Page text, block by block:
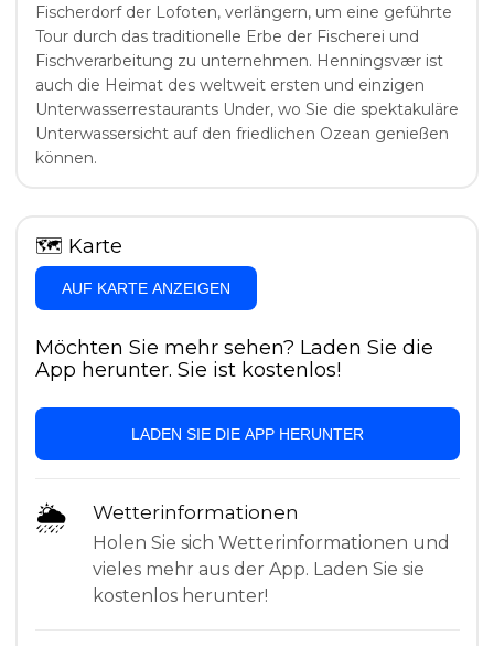
Fischerdorf der Lofoten, verlängern, um eine geführte
Tour durch das traditionelle Erbe der Fischerei und
Fischverarbeitung zu unternehmen. Henningsvær ist
auch die Heimat des weltweit ersten und einzigen
Unterwasserrestaurants Under, wo Sie die spektakuläre
Unterwassersicht auf den friedlichen Ozean genießen
können.
🗺 Karte
AUF KARTE ANZEIGEN
Möchten Sie mehr sehen? Laden Sie die
App herunter. Sie ist kostenlos!
LADEN SIE DIE APP HERUNTER
🌦 Wetterinformationen
Holen Sie sich Wetterinformationen und
vieles mehr aus der App. Laden Sie sie
kostenlos herunter!